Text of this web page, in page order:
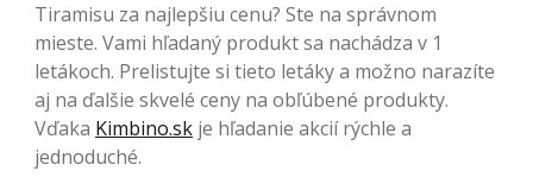
Tiramisu za najlepšiu cenu? Ste na správnom
mieste. Vami hľadaný produkt sa nachádza v 1
letákoch. Prelistujte si tieto letáky a možno narazíte
aj na ďalšie skvelé ceny na obľúbené produkty.
Vďaka Kimbino.sk je hľadanie akcií rýchle a
jednoduché.